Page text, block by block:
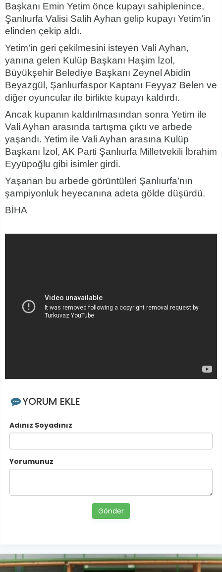
Başkanı Emin Yetim önce kupayı sahiplenince,
Şanlıurfa Valisi Salih Ayhan gelip kupayı Yetim’in
elinden çekip aldı.
Yetim’in geri çekilmesini isteyen Vali Ayhan,
yanına gelen Kulüp Başkanı Haşim İzol,
Büyükşehir Belediye Başkanı Zeynel Abidin
Beyazgül, Şanlıurfaspor Kaptanı Feyyaz Belen ve
diğer oyuncular ile birlikte kupayı kaldırdı.
Ancak kupanın kaldırılmasından sonra Yetim ile
Vali Ayhan arasında tartışma çıktı ve arbede
yaşandı. Yetim ile Vali Ayhan arasına Kulüp
Başkanı İzol, AK Parti Şanlıurfa Milletvekili İbrahim
Eyyüpoğlu gibi isimler girdi.
Yaşanan bu arbede görüntüleri Şanlıurfa’nın
şampiyonluk heyecanına adeta gölde düşürdü.
BİHA
YORUM EKLE
Adınız Soyadınız
Yorumunuz
Gönder